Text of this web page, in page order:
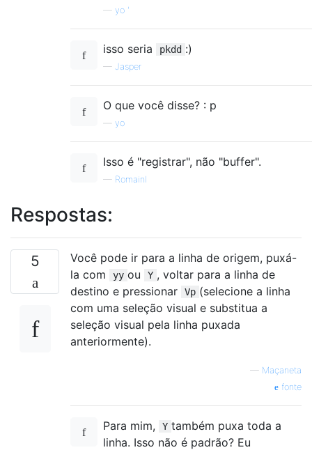
yo '
isso seria pkdd :)
— Jasper
O que você disse? : p
yo
Isso é "registrar", não "buffer".
— Romainl
Respostas:
5
Você pode ir para a linha de origem, puxá-
la com
yy ou Y , voltar para a linha de
destino e pressionar
Vp (selecione a linha
com uma seleção visual e substitua a
seleção visual pela linha puxada
anteriormente).
— Maçaneta
fonte
Para mim, Y também puxa toda a
linha. Isso não é padrão? Eu